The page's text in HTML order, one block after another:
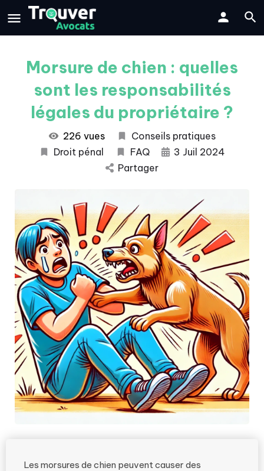
Morsure de chien : quelles
sont les responsabilités
légales du propriétaire ?
226 vues
Conseils pratiques
Droit pénal
FAQ
3 Juil 2024
Partager
Les morsures de chien peuvent causer des